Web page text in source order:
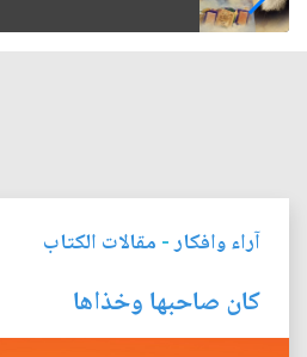
آراء وافكار- مقالات الكتاب
كان صاحبها وخذاها